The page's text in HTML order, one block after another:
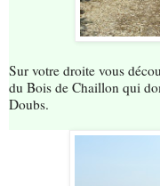
Sur votre droite vous
du Bois de Chaillon qui
Doubs.